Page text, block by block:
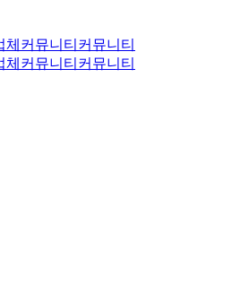
체 커뮤니티 커뮤니티
체 커뮤니티 커뮤니티